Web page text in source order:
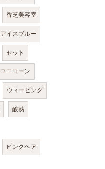
香芝美容室
アイスブルー
セット
ニコーン
ウィービング
酸熱
ピンクヘア